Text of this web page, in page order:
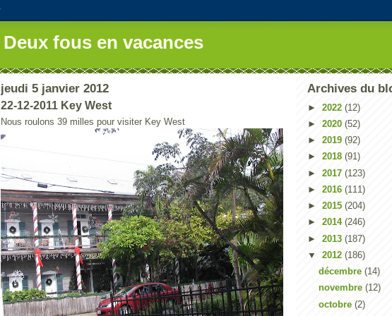
Deux fous en vacances
jeudi 5 janvier 2012
22-12-2011 Key West
Nous roulons 39 milles pour visiter Key West
Archives du
► 2022 (12)
► 2020 (52)
► 2019 (92)
► 2018 (91)
► 2017 (123)
► 2016 (111)
► 2015 (204)
► 2014 (246)
► 2013 (187)
▼ 2012 (186)
décembre (14)
novembre (12)
octobre (2)